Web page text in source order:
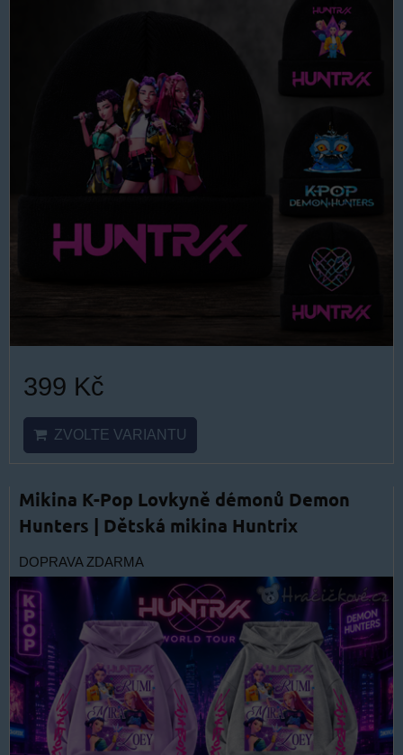
399 Kč
ZVOLTE VARIANTU
Mikina K-Pop Lovkyně démonů Demon
Hunters | Dětská mikina Huntrix
DOPRAVA ZDARMA